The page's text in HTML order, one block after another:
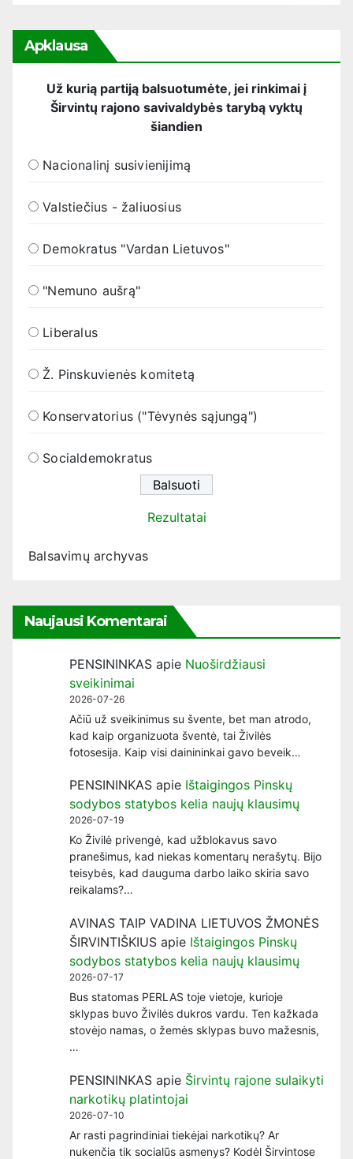
Apklausa
Už kurią partiją balsuotumėte, jei rinkimai į
Širvintų rajono savivaldybės tarybą vyktų
šiandien
Nacionalinį susivienijimą
Valstiečius - žaliuosius
Demokratus "Vardan Lietuvos"
"Nemuno aušrą"
Liberalus
Ž. Pinskuvienės komitetą
Konservatorius ("Tėvynės sąjungą")
Socialdemokratus
Rezultatai
Balsavimų archyvas
Naujausi Komentarai
PENSININKAS apie Nuoširdžiausi
sveikinimai
2026-07-26
Ačiū už sveikinimus su švente, bet man atrodo,
kad kaip organizuota šventė, tai Živilės
fotosesija. Kaip visi dainininkai gavo beveik…
PENSININKAS apie Ištaigingos Pinskų
sodybos statybos kelia naujų klausimų
2026-07-19
Ko Živilė privengė, kad užblokavus savo
pranešimus, kad niekas komentarų nerašytų. Bijo
teisybės, kad dauguma darbo laiko skiria savo
reikalams?…
AVINAS TAIP VADINA LIETUVOS ŽMONĖS
ŠIRVINTIŠKIUS apie Ištaigingos Pinskų
sodybos statybos kelia naujų klausimų
2026-07-17
Bus statomas PERLAS toje vietoje, kurioje
sklypas buvo Živilės dukros vardu. Ten kažkada
stovėjo namas, o žemės sklypas buvo mažesnis,
…
PENSININKAS apie Širvintų rajone sulaikyti
narkotikų platintojai
2026-07-10
Ar rasti pagrindiniai tiekėjai narkotikų? Ar
nukenčia tik socialūs asmenys? Kodėl Širvintose